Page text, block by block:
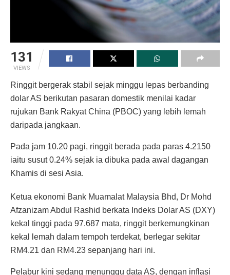
131
VIEWS
Ringgit bergerak stabil sejak minggu lepas berbanding
dolar AS berikutan pasaran domestik menilai kadar
rujukan Bank Rakyat China (PBOC) yang lebih lemah
daripada jangkaan.
Pada jam 10.20 pagi, ringgit berada pada paras 4.2150
iaitu susut 0.24% sejak ia dibuka pada awal dagangan
Khamis di sesi Asia.
Ketua ekonomi Bank Muamalat Malaysia Bhd, Dr Mohd
Afzanizam Abdul Rashid berkata Indeks Dolar AS (DXY)
kekal tinggi pada 97.687 mata, ringgit berkemungkinan
kekal lemah dalam tempoh terdekat, berlegar sekitar
RM4.21 dan RM4.23 sepanjang hari ini.
Pelabur kini sedang menunggu data AS, dengan inflasi